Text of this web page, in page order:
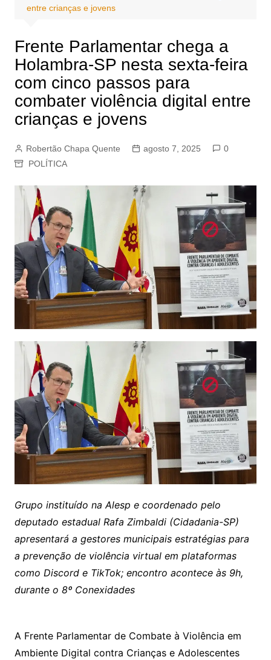
entre crianças e jovens
Frente Parlamentar chega a
Holambra-SP nesta sexta-feira
com cinco passos para
combater violência digital entre
crianças e jovens
Robertão Chapa Quente agosto 7, 2025
0
POLÍTICA
Grupo instituído na Alesp e coordenado pelo
deputado estadual Rafa Zimbaldi (Cidadania-SP)
apresentará a gestores municipais estratégias para
a prevenção de violência virtual em plataformas
como Discord e TikTok; encontro acontece às 9h,
durante o 8º Conexidades
A Frente Parlamentar de Combate à Violência em
Ambiente Digital contra Crianças e Adolescentes